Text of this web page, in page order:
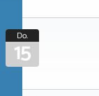
Do.
15